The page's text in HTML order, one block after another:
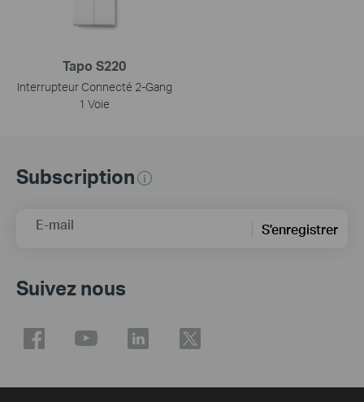
Tapo S220
Interrupteur Connecté 2-Gang
1 Voie
Subscription
E-mail S'enregistrer
Suivez nous